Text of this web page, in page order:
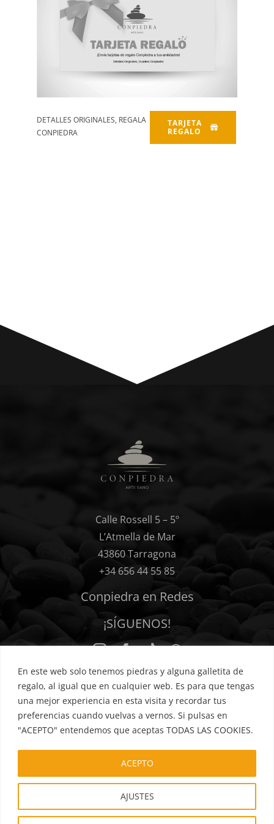
En este web solo tenemos piedras y alguna galletita de
regalo, al igual que en cualquier web. Es para que tengas
una mejor experiencia en esta visita y recordar tus
preferencias cuando vuelvas a vernos. Si pulsas en
"ACEPTO" entendemos que aceptas TODAS LAS COOKIES.
AJUSTES
ACEPTO
DETALLES ORIGINALES, REGALA
CONPIEDRA
TARJETA
REGALO
Calle Rossell 5 – 5º
L’Atmella de Mar
43860 Tarragona
+34 656 44 55 85
Conpiedra en Redes
¡SÍGUENOS!
Política de privacidad Cookies
Términos y condiciones
web -ilustran
Sin Caducidad
– FÁCIL USO –
Cualquier fecha o evento
*La tarjeta se la enviamos a su destinatario